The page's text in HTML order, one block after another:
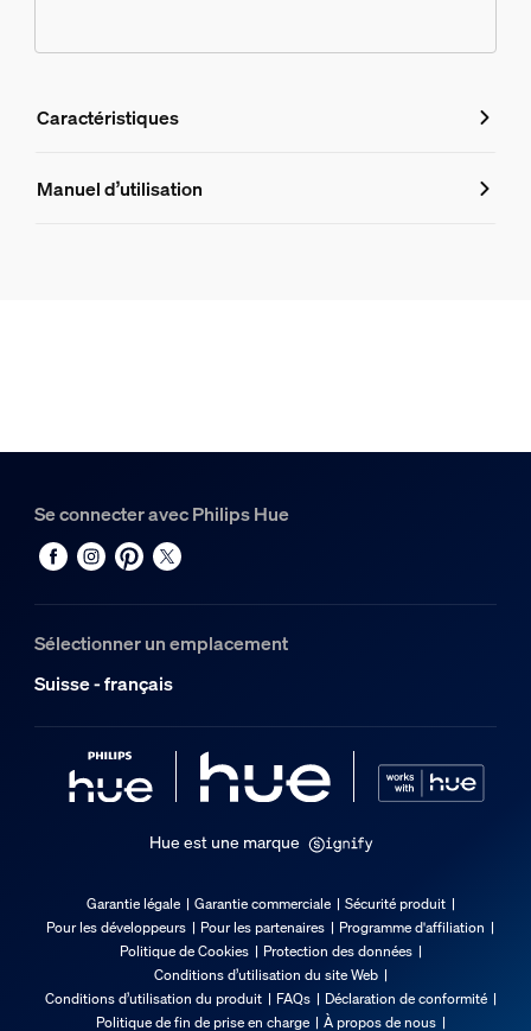
Caractéristiques
Caractéristiques
Matériaux
Durée de vie
Options/accessoires inclus
4 recettes lumineuses
Piles fournies
Gradable avec l'application et la télécommande Hue
Intensité variable avec télécommande
Manuel d’utilisation
Se connecter avec Philips Hue
Sélectionner un emplacement
Suisse - français
Hue est une marque
Garantie légale Garantie commerciale
Sécurité produit
Pour les développeurs
Pour les partenaires
Programme d'affiliation
Politique de Cookies
Protection des données
Conditions d’utilisation du site Web
Conditions d’utilisation du produit
FAQs
Déclaration de conformité
Politique de fin de prise en charge
À propos de nous